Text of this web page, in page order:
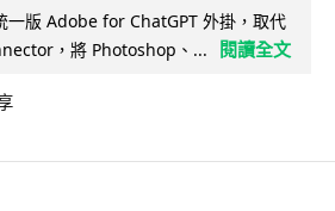
一版 Adobe for ChatGPT 外掛，取代
，將 Photoshop、...
閱讀全文